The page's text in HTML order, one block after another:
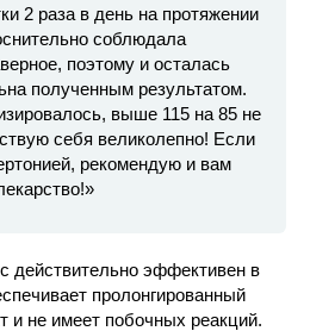
2 раза в день на протяжении
соблюдала
поэтому и осталась
полученным результатом.
выше 115 на 85 не
себя великолепно! Если
рекомендую и вам
действительно эффективен в
пролонгированный
и не имеет побочных реакций.